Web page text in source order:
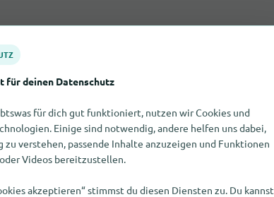
für deinen Datenschutz
für dich gut funktioniert, nutzen wir Cookies und
Einige sind notwendig, andere helfen uns dabei,
zu verstehen, passende Inhalte anzuzeigen und Funktionen
Videos bereitzustellen.
akzeptieren“ stimmst du diesen Diensten zu. Du kannst